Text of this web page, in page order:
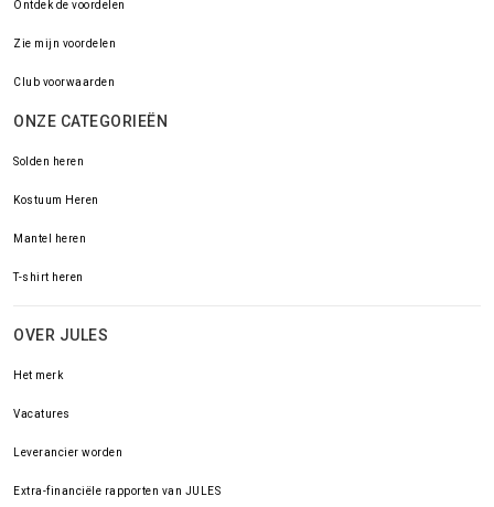
Ontdek de voordelen
Zie mijn voordelen
Club voorwaarden
ONZE CATEGORIEËN
Solden heren
Kostuum Heren
Mantel heren
T-shirt heren
OVER JULES
Het merk
Vacatures
Leverancier worden
Extra-financiële rapporten van JULES